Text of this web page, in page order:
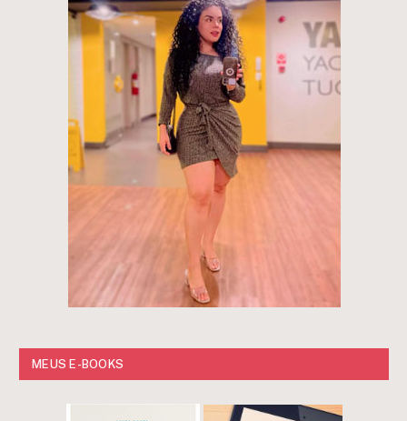
MEUS E-BOOKS